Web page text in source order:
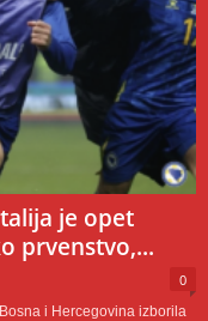
je opet
prvenstvo,...
0
i Hercegovina izborila